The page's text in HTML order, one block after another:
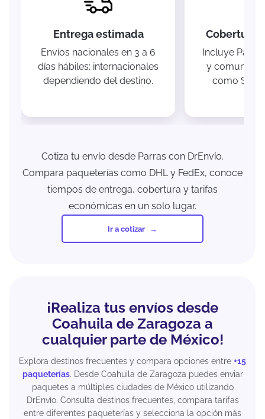
Entrega estimada
Envíos nacionales en 3 a 6
días hábiles; internacionales
dependiendo del destino.
Cobertura
Incluye
y
como
Cotiza tu envío desde Parras con DrEnvío.
Compara paqueterías como DHL y FedEx, conoce
tiempos de entrega, cobertura y tarifas
económicas en un solo lugar.
Ir a cotizar
¡Realiza tus envíos desde
Coahuila de Zaragoza a
cualquier parte de México!
Explora destinos frecuentes y compara opciones entre +15
paqueterías. Desde Coahuila de Zaragoza puedes enviar
paquetes a múltiples ciudades de México utilizando
DrEnvío. Consulta destinos frecuentes, compara tarifas
entre diferentes paqueterías y selecciona la opción más